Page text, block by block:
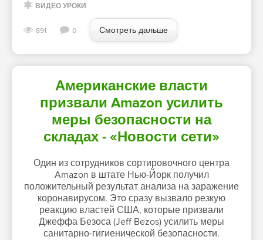
ВИДЕО УРОКИ
891 0 Смотреть дальше
Американские власти
призвали Amazon усилить
меры безопасности на
складах - «Новости сети»
Один из сотрудников сортировочного центра
Amazon в штате Нью-Йорк получил
положительный результат анализа на заражение
коронавирусом. Это сразу вызвало резкую
реакцию властей США, которые призвали
Джеффа Безоса (Jeff Bezos) усилить меры
санитарно-гигиенической безопасности.